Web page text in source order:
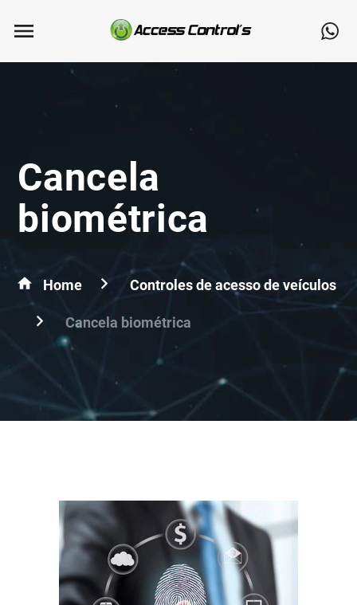
Cancela
biométrica
Home Controles de acesso de veículos
Cancela biométrica